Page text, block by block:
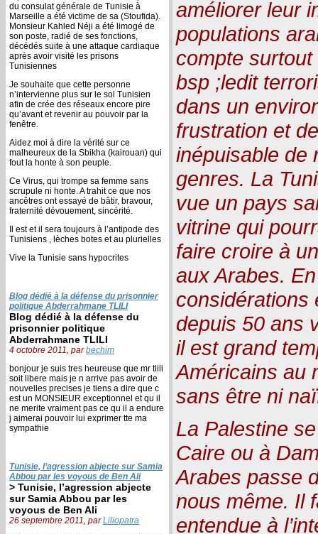
du consulat générale de Tunisie à
Marseille a été victime de sa (Stoufida).
Monsieur Kahled Néji a été limogé de
son poste, radié de ses fonctions,
décédés suite à une attaque cardiaque
après avoir visité les prisons
Tunisiennes
Je souhaite que cette personne
n’intervienne plus sur le sol Tunisien
afin de crée des réseaux encore pire
qu’avant et revenir au pouvoir par la
fenêtre.
Aidez moi à dire la vérité sur ce
malheureux de la Sbikha (kairouan) qui
fout la honte à son peuple.
Ce Virus, qui trompe sa femme sans
scrupule ni honte. A trahit ce que nos
ancêtres ont essayé de bâtir, bravour,
fraternité dévouement, sincérité.
Il est et il sera toujours à l’antipode des
Tunisiens , lèches botes et au plurielles
Vive la Tunisie sans hypocrites
Blog dédié à la défense du prisonnier
politique Abderrahmane TLILI
Blog dédié à la défense du
prisonnier politique
Abderrahmane TLILI
4 octobre 2011, parbechim
bonjour je suis tres heureuse que mr tlili
soit libere mais je n arrive pas avoir de
nouvelles precises je tiens a dire que c
est un MONSIEUR exceptionnel et qu il
ne merite vraiment pas ce qu il a endure
j aimerai pouvoir lui exprimer tte ma
sympathie
Tunisie, l’agression abjecte sur Samia
Abbou par les voyous de Ben Ali
> Tunisie, l’agression abjecte
sur Samia Abbou par les
voyous de Ben Ali
26 septembre 2011, parLiliopatra
améliorer leur
populations
compte
bsp ;ledit
dans un
frustration et
inépuisable de
genres. La
vue un pays
vitrine qui
faire croire à
aux Arabes.
considérations
depuis 50 ans
il est grand
Américains au
sans être ni
La Palestine
Caire ou à
Arabes passe
nous même. Il
entendue à